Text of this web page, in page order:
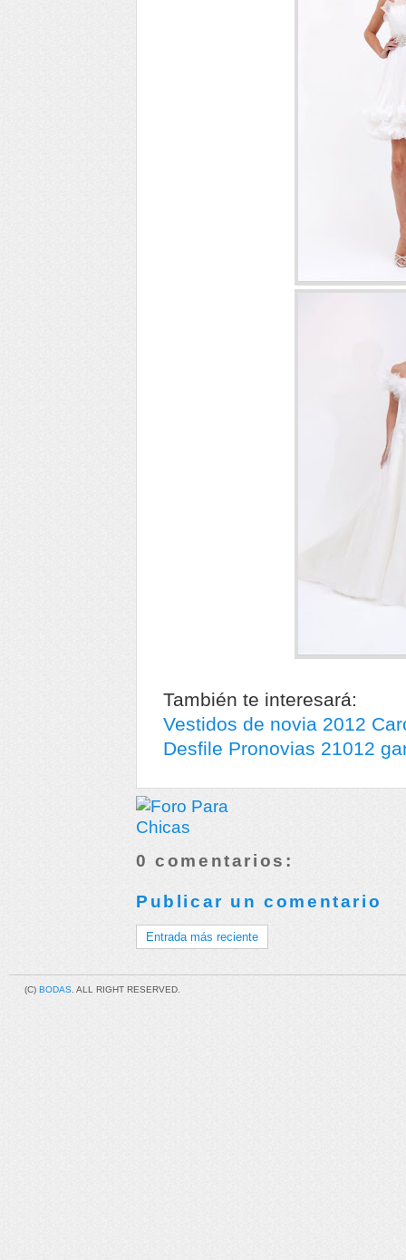
También te interesará:
Vestidos de novia 2012
Desfile Pronovias 21012
0 comentarios:
Publicar un comentario
Entrada más reciente
(C) BODAS . ALL RIGHT RESERVED.